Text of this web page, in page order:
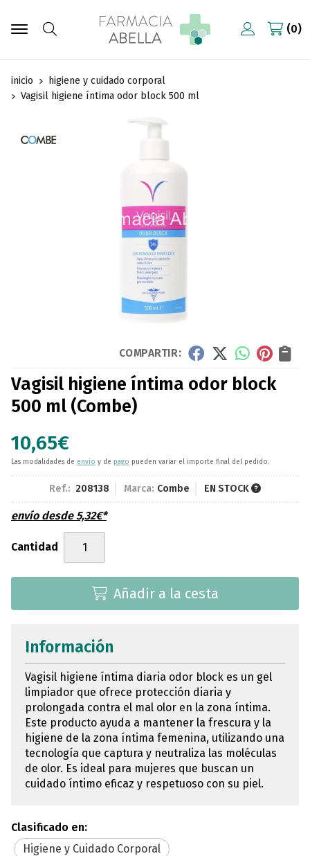
Buscar
0
inicio
higiene y cuidado corporal
Vagisil higiene íntima odor block 500 ml
COMPARTIR:
Vagisil higiene íntima odor block
500 ml (Combe)
10,65€
Las modalidades de envío y de pago pueden variar el importe final del pedido.
Ref.: 208138 Marca: Combe EN STOCK
envío desde5,32€*
Cantidad
Añadir a la cesta
Información
Vagisil higiene íntima diaria odor block es un gel
limpiador que ofrece protección diaria y
prolongada contra el mal olor en la zona íntima.
Este producto ayuda a mantener la frescura y la
higiene de la zona íntima femenina, utilizando una
tecnología que captura y neutraliza las moléculas
de olor. Es ideal para mujeres que buscan un
cuidado íntimo eficaz y respetuoso con su piel.
Clasificado en:
Higiene y Cuidado Corporal